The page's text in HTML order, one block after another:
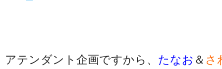
アテンダント企画ですから、 たなお ＆ さ